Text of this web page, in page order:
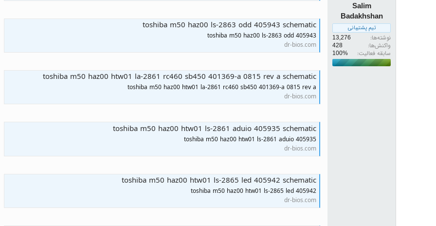
Salim
Badakhshan
تیم پشتیبانی
نوشته‌ها
13,276
واکنش‌ها
428
سابقه فعالیت:
toshiba m50 haz00 ls-2863 odd 405943 schematic
toshiba m50 haz00 ls-2863 odd 405943
dr-bios.com
toshiba m50 haz00 htw01 la-2861 rc460 sb450 401369-a 0815 rev a schematic
toshiba m50 haz00 htw01 la-2861 rc460 sb450 401369-a 0815 rev a
dr-bios.com
toshiba m50 haz00 htw01 ls-2861 aduio 405935 schematic
toshiba m50 haz00 htw01 ls-2861 aduio 405935
dr-bios.com
toshiba m50 haz00 htw01 ls-2865 led 405942 schematic
toshiba m50 haz00 htw01 ls-2865 led 405942
dr-bios.com